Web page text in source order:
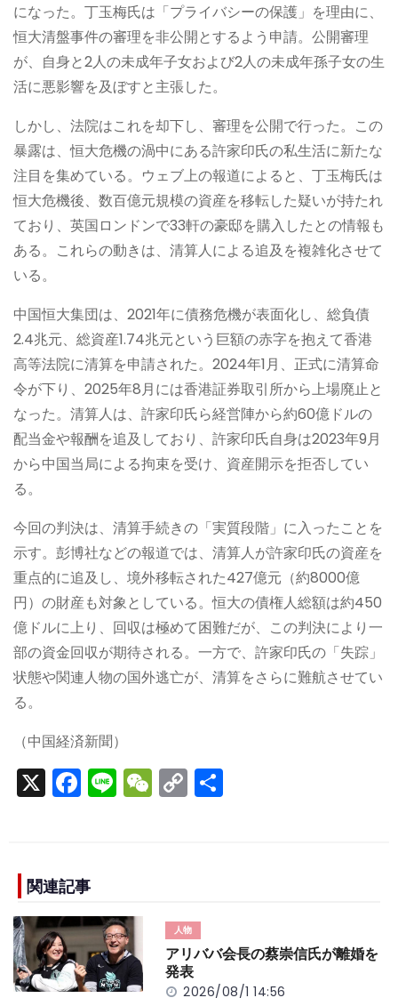
になった。丁玉梅氏は「プライバシーの保護」を理由に、
恒大清盤事件の審理を非公開とするよう申請。公開審理
が、自身と2人の未成年子女および2人の未成年孫子女の生
活に悪影響を及ぼすと主張した。
しかし、法院はこれを却下し、審理を公開で行った。この
暴露は、恒大危機の渦中にある許家印氏の私生活に新たな
注目を集めている。ウェブ上の報道によると、丁玉梅氏は
恒大危機後、数百億元規模の資産を移転した疑いが持たれ
ており、英国ロンドンで33軒の豪邸を購入したとの情報も
ある。これらの動きは、清算人による追及を複雑化させて
いる。
中国恒大集団は、2021年に債務危機が表面化し、総負債
2.4兆元、総資産1.74兆元という巨額の赤字を抱えて香港
高等法院に清算を申請された。2024年1月、正式に清算命
令が下り、2025年8月には香港証券取引所から上場廃止と
なった。清算人は、許家印氏ら経営陣から約60億ドルの
配当金や報酬を追及しており、許家印氏自身は2023年9月
から中国当局による拘束を受け、資産開示を拒否してい
る。
今回の判決は、清算手続きの「実質段階」に入ったことを
示す。彭博社などの報道では、清算人が許家印氏の資産を
重点的に追及し、境外移転された427億元（約8000億
円）の財産も対象としている。恒大の債権人総額は約450
億ドルに上り、回収は極めて困難だが、この判決により一
部の資金回収が期待される。一方で、許家印氏の「失踪」
状態や関連人物の国外逃亡が、清算をさらに難航させてい
る。
（中国経済新聞）
X F
a
e
b
o
o
k
Li
n
W
e
C
o
n
k
関連記事
人物
アリババ会長の蔡崇信氏が離婚を
発表
2026/08/1 14:56